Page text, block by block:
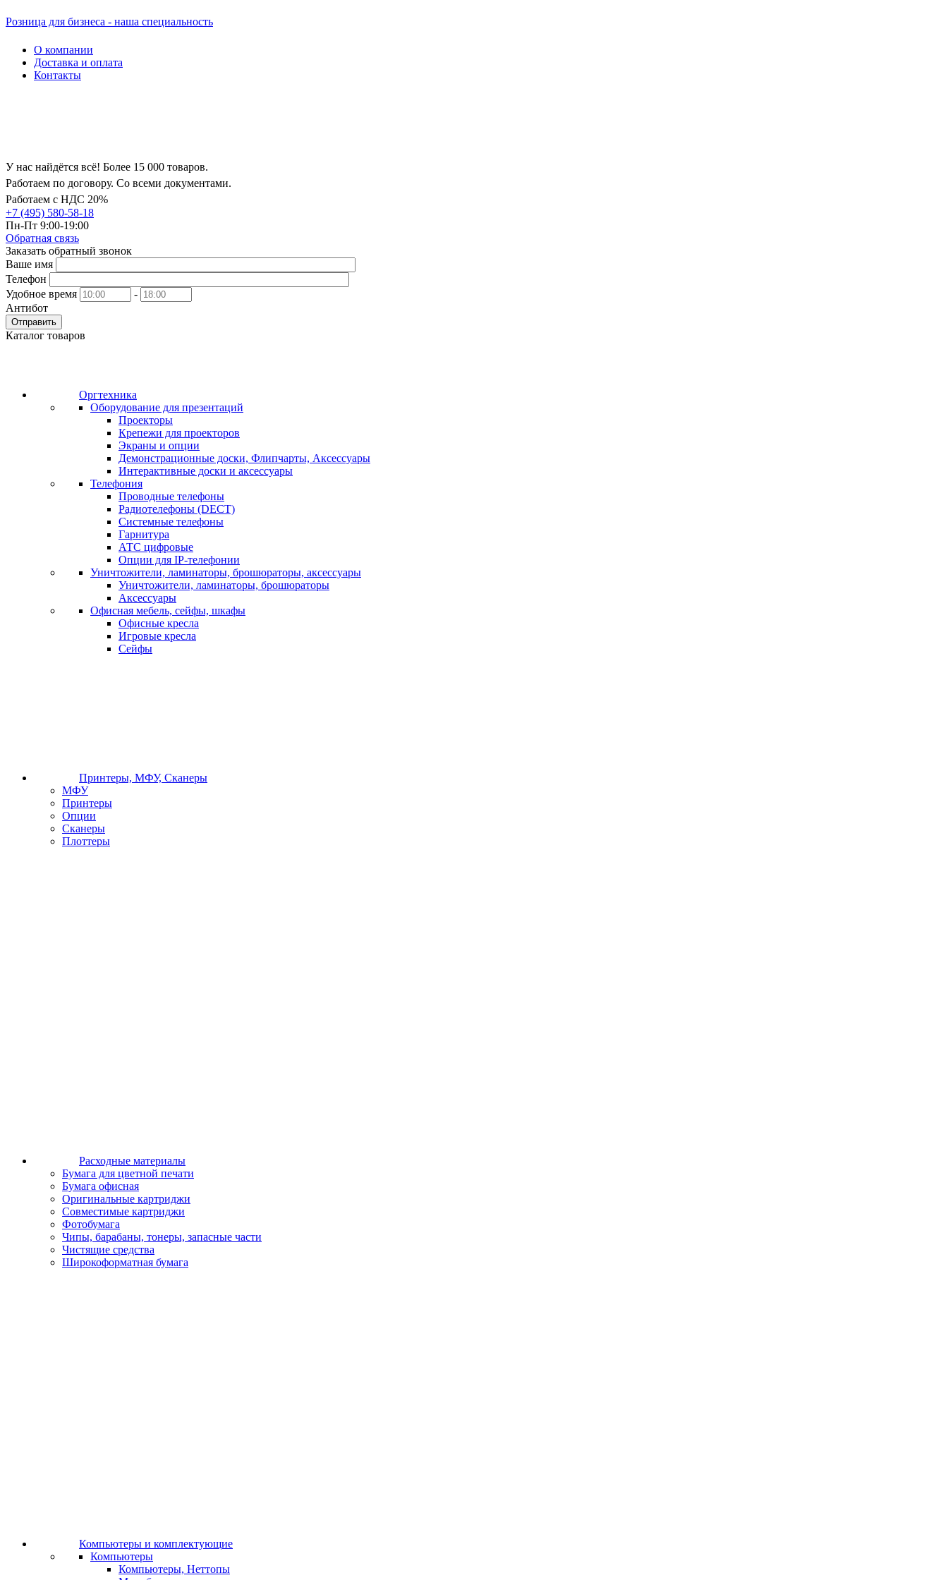
Розница для бизнеса - наша специальность
О компании
Доставка и оплата
Контакты
У нас найдётся всё! Более 15 000 товаров.
Работаем по договору. Со всеми документами.
Работаем с НДС 20%
+7 (495) 580-58-18
Пн-Пт 9:00-19:00
Обратная связь
Заказать обратный звонок
Ваше имя
Телефон
Удобное время
-
Антибот
Отправить
Каталог товаров
Оргтехника
Оборудование для презентаций
Проекторы
Крепежи для проекторов
Экраны и опции
Демонстрационные доски, Флипчарты, Аксессуары
Интерактивные доски и аксессуары
Телефония
Проводные телефоны
Радиотелефоны (DECT)
Системные телефоны
Гарнитура
АТС цифровые
Опции для IP-телефонии
Уничтожители, ламинаторы, брошюраторы, аксессуары
Уничтожители, ламинаторы, брошюраторы
Аксессуары
Офисная мебель, сейфы, шкафы
Офисные кресла
Игровые кресла
Сейфы
Принтеры, МФУ, Сканеры
МФУ
Принтеры
Опции
Сканеры
Плоттеры
Расходные материалы
Бумага для цветной печати
Бумага офисная
Оригинальные картриджи
Совместимые картриджи
Фотобумага
Чипы, барабаны, тонеры, запасные части
Чистящие средства
Широкоформатная бумага
Компьютеры и комплектующие
Компьютеры
Компьютеры, Неттопы